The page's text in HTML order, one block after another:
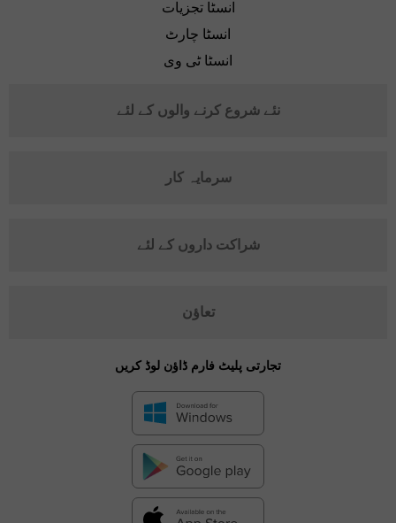
انسٹا تجزیات
انسٹا چارٹ
انسٹا ٹی وی
نئے شروع کرنے والوں کے لئے
سرمایہ کار
شراکت داروں کے لئے
تعاؤن
تجارتی پلیٹ فارم ڈاؤن لوڈ کریں